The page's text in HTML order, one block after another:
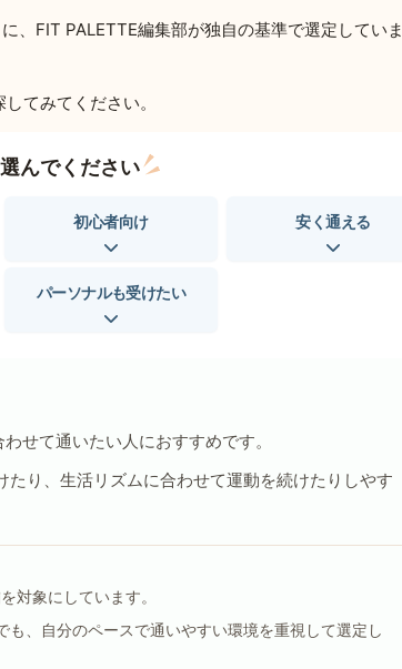
、FIT PALETTE編集部が独自の基準で選定していま
してみてください。
んでください
初心者向け 安く通える
パーソナルも受けたい
せて通いたい人におすすめです。
り、生活リズムに合わせて運動を続けたりしやす
対象にしています。
、自分のペースで通いやすい環境を重視して選定し